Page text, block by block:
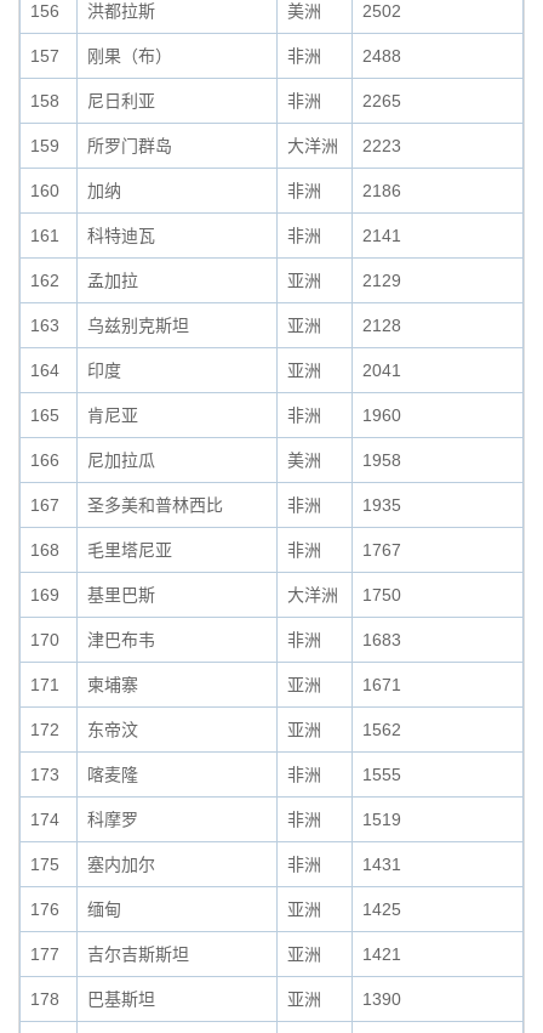
156 洪都拉斯 美洲 2502
157 刚果（布） 非洲 2488
158 尼日利亚 非洲 2265
159 所罗门群岛 大洋洲 2223
160 加纳 非洲 2186
161 科特迪瓦 非洲 2141
162 孟加拉 亚洲 2129
163 乌兹别克斯坦 亚洲 2128
164 印度 亚洲 2041
165 肯尼亚 非洲 1960
166 尼加拉瓜 美洲 1958
167 圣多美和普林西比 非洲 1935
168 毛里塔尼亚 非洲 1767
169 基里巴斯 大洋洲 1750
170 津巴布韦 非洲 1683
171 柬埔寨 亚洲 1671
172 东帝汶 亚洲 1562
173 喀麦隆 非洲 1555
174 科摩罗 非洲 1519
175 塞内加尔 非洲 1431
176 缅甸 亚洲 1425
177 吉尔吉斯斯坦 亚洲 1421
178 巴基斯坦 亚洲 1390